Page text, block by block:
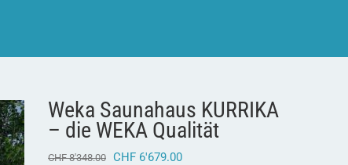
Weka Saunahaus KURRIKA
– die WEKA Qualität
CHF8'348.00 Ursprünglicher
CHF 6'679.00Aktueller